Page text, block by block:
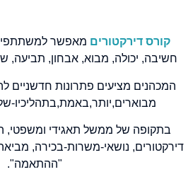
קורס דירקטורים מאפשר
חשיבה, יכולה, מבוא, אבחון, תביעה,
המכהנים מציעים פתרונות חדשניים
בתקופה של ממשל תאגידי ומשפטי,
דירקטורים, נושאי-משרות-בכירה,
"ההתאמה".